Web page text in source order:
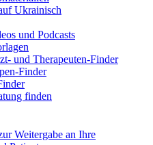
Ukrainisch
und Podcasts
und Therapeuten-Finder
Finder
finden
Weitergabe an Ihre